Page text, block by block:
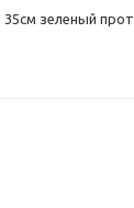
зеленый